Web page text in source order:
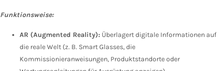
Funktionsweise:
AR (Augmented Reality): Überlagert digitale Informationen auf
die reale Welt (z. B. Smart Glasses, die
Kommissionieranweisungen, Produktstandorte oder